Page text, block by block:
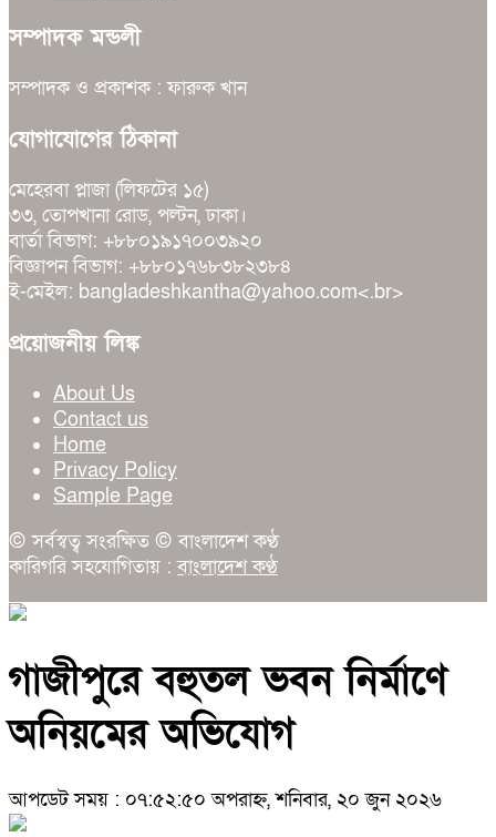
সম্পাদক মন্ডলী
সম্পাদক ও প্রকাশক : ফারুক খান
যোগাযোগের ঠিকানা
মেহেরবা প্লাজা (লিফটের ১৫)
৩৩, তোপখানা রোড, পল্টন, ঢাকা।
বার্তা বিভাগ: +৮৮০১৯১৭০০৩৯২০
বিজ্ঞাপন বিভাগ: +৮৮০১৭৬৮৩৮২৩৮৪
ই-মেইল: bangladeshkantha@yahoo.com<.br>
প্রয়োজনীয় লিঙ্ক
About Us
Contact us
Home
Privacy Policy
Sample Page
© সর্বস্বত্ব সংরক্ষিত © বাংলাদেশ কণ্ঠ
কারিগরি সহযোগিতায় :বাংলাদেশ কণ্ঠ
গাজীপুরে বহুতল ভবন নির্মাণে
অনিয়মের অভিযোগ
আপডেট সময় : ০৭:৫২:৫০ অপরাহ্ন, শনিবার, ২০ জুন ২০২৬